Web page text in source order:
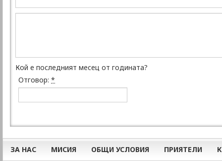
Кой е последният месец от годината?
Отговор: *
ЗА НАС МИСИЯ ОБЩИ УСЛОВИЯ ПРИЯТЕЛИ